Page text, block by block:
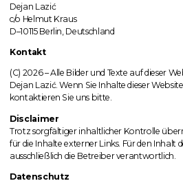
Dejan Lazić
c/o Helmut Kraus
D–10115 Berlin, Deutschland
Kontakt
(C) 2026 – Alle Bilder und Texte auf dieser
Dejan Lazić. Wenn Sie Inhalte dieser
kontaktieren Sie uns bitte.
Disclaimer
Trotz sorgfältiger inhaltlicher Kontrolle
für die Inhalte externer Links. Für den Inhalt
ausschließlich die Betreiber verantwortlich.
Datenschutz